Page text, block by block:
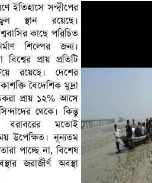
ইতিহাসে সন্দ্বীপের
স্থান রয়েছে।
কাছে পরিচিত
শিল্পের জন্য।
বিশ্বের প্রায় প্রতিটি
রয়েছে। দেশের
বৈদেশিক মুদ্রা
প্রায় ১২% আসে
থেকে। কিন্তু
মতোই
উপেক্ষিত। নূন্যতম
পাচ্ছে না, বিশেষ
জরাজীর্ণ অবস্থা